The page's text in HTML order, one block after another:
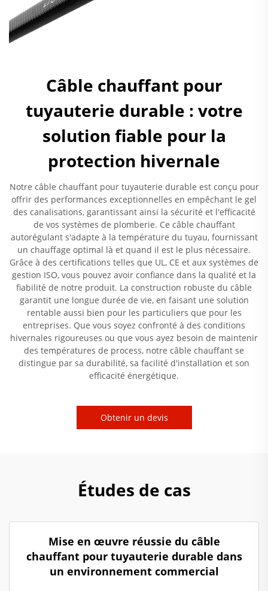
Câble chauffant pour
tuyauterie durable : votre
solution fiable pour la
protection hivernale
Notre câble chauffant pour tuyauterie durable est conçu pour
offrir des performances exceptionnelles en empêchant le gel
des canalisations, garantissant ainsi la sécurité et l'efficacité
de vos systèmes de plomberie. Ce câble chauffant
autorégulant s'adapte à la température du tuyau, fournissant
un chauffage optimal là et quand il est le plus nécessaire.
Grâce à des certifications telles que UL, CE et aux systèmes de
gestion ISO, vous pouvez avoir confiance dans la qualité et la
fiabilité de notre produit. La construction robuste du câble
garantit une longue durée de vie, en faisant une solution
rentable aussi bien pour les particuliers que pour les
entreprises. Que vous soyez confronté à des conditions
hivernales rigoureuses ou que vous ayez besoin de maintenir
des températures de process, notre câble chauffant se
distingue par sa durabilité, sa facilité d'installation et son
efficacité énergétique.
Obtenir un devis
Études de cas
Mise en œuvre réussie du câble
chauffant pour tuyauterie durable dans
un environnement commercial